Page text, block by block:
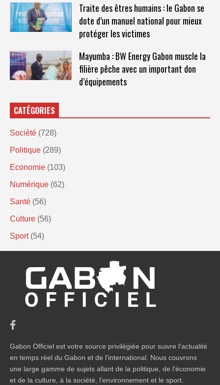
Traite des êtres humains : le Gabon se
dote d’un manuel national pour mieux
protéger les victimes
Mayumba : BW Energy Gabon muscle la
filière pêche avec un important don
d’équipements
CATÉGORIES
Société (728)
Politique (289)
Economie (103)
Numérique (62)
Santé (56)
Culture (56)
Sport (54)
Gabon Officiel est votre source privilégiée pour suivre l'actualité
en temps réel du Gabon et de l'international. Nous couvrons
une large gamme de sujets allant de la politique, de l'économie
et de la culture, à la société, l'environnement et le sport.